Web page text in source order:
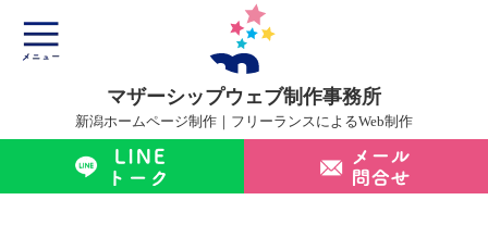
マザーシップウェブ制作事務所
新潟ホームページ制作｜フリーランスによるWeb制作
マザーシップについて
ホームページ制作サービス